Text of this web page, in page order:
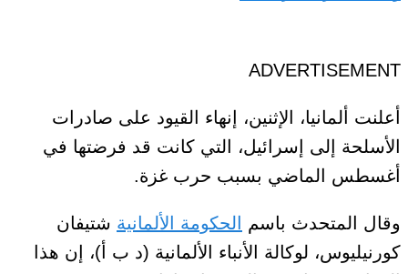
ADVERTISEMENT
أعلنت ألمانيا، الإثنين، إنهاء القيود على صادرات
الأسلحة إلى إسرائيل، التي كانت قد فرضتها في
أغسطس الماضي بسبب حرب غزة.
وقال المتحدث باسم الحكومة الألمانية شتيفان
كورنيليوس، لوكالة الأنباء الألمانية (د ب أ)، إن هذا